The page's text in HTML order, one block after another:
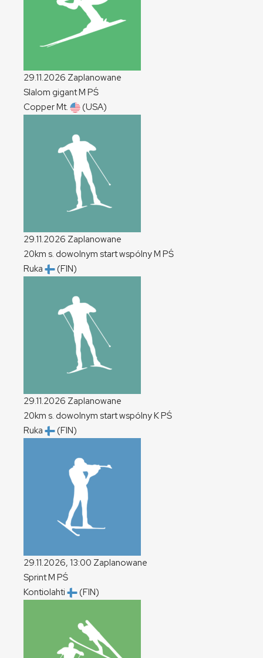
29.11.2026 Zaplanowane
Slalom gigantM PŚ
Copper Mt.
(USA)
29.11.2026 Zaplanowane
20km s. dowolnym start wspólnyM PŚ
Ruka
(FIN)
29.11.2026 Zaplanowane
20km s. dowolnym start wspólnyKPŚ
Ruka
(FIN)
29.11.2026, 13:00 Zaplanowane
SprintM PŚ
Kontiolahti
(FIN)